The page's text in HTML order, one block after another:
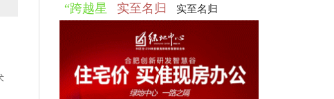
“跨越星 实至名归 实至名归